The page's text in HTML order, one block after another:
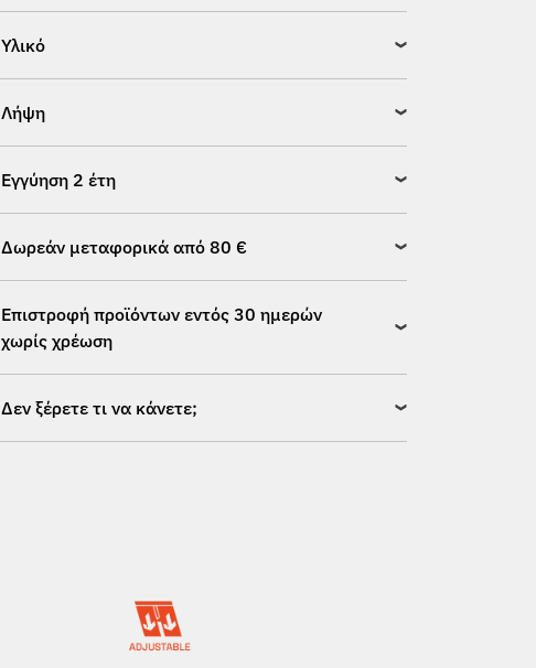
Υλικό
Λήψη
Εγγύηση 2 έτη
Δωρεάν μεταφορικά από 80 €
Επιστροφή προϊόντων εντός 30 ημερών
χωρίς χρέωση
Δεν ξέρετε τι να κάνετε;